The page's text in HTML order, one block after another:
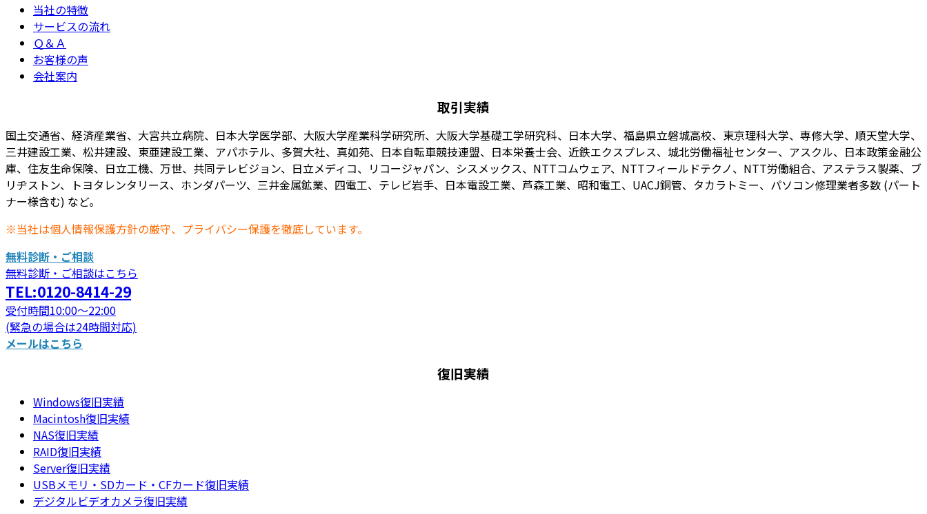
当社の特徴
サービスの流れ
Ｑ＆Ａ
お客様の声
会社案内
取引実績
国土交通省、経済産業省、大宮共立病院、日本大学医学部、大阪大学産業科学研究所、大阪大学基礎工学研究科、日本大学、福島県立磐城高校、東京理科大学、専修大学、順天堂大学、
三井建設工業、松井建設、東亜建設工業、アパホテル、多賀大社、真如苑、日本自転車競技連盟、日本栄養士会、近鉄エクスプレス、城北労働福祉センター、アスクル、日本政策金融公
庫、住友生命保険、日立工機、万世、共同テレビジョン、日立メディコ、リコージャパン、シスメックス、NTTコムウェア、NTTフィールドテクノ、NTT労働組合、アステラス製薬、ブ
リヂストン、トヨタレンタリース、ホンダパーツ、三井金属鉱業、四電工、テレビ岩手、日本電設工業、芦森工業、昭和電工、UACJ銅管、タカラトミー、パソコン修理業者多数 (パート
ナー様含む) など。
※当社は個人情報保護方針の厳守、プライバシー保護を徹底しています。
無料診断・ご相談
無料診断・ご相談はこちら
TEL:0120-8414-29
受付時間10:00～22:00
(緊急の場合は24時間対応)
メールはこちら
復旧実績
Windows復旧実績
Macintosh復旧実績
NAS復旧実績
RAID復旧実績
Server復旧実績
USBメモリ・SDカード・CFカード復旧実績
デジタルビデオカメラ復旧実績